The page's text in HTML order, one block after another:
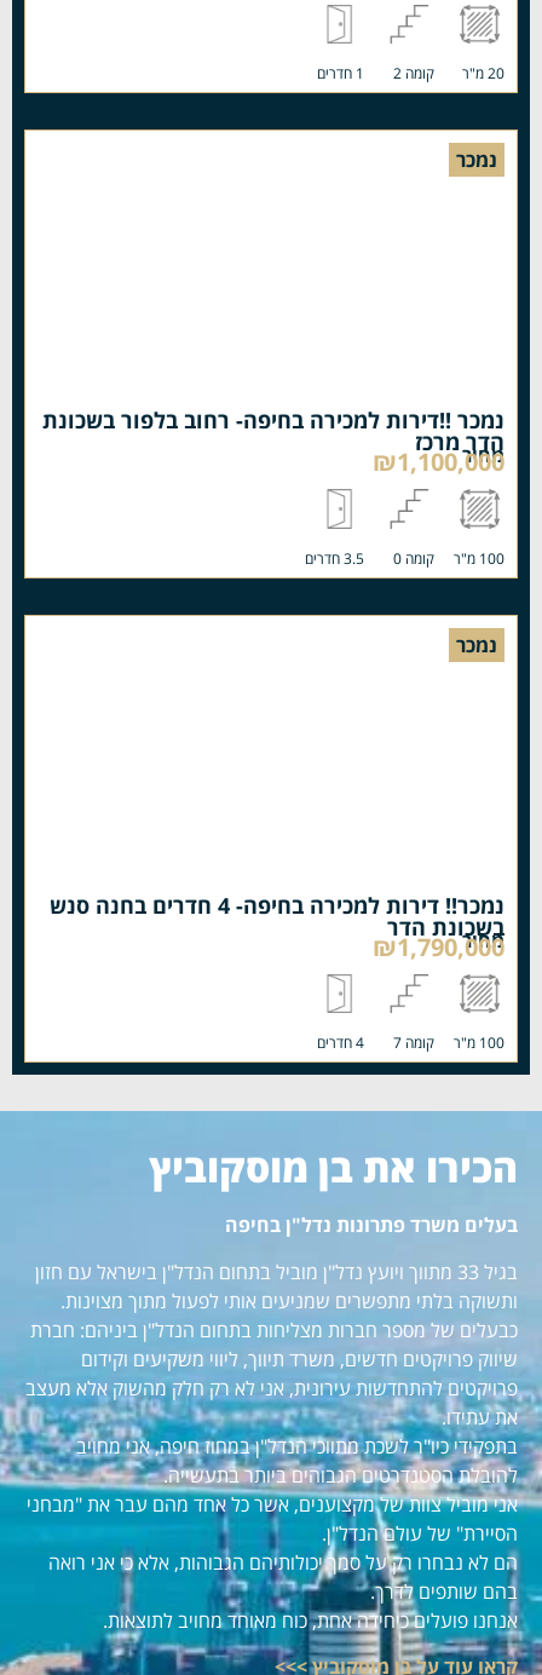
20 מ"ר קומה 2 1 חדרים
נמכר
נמכר !!דירות למכירה בחיפה- רחוב בלפור בשכונת
הדר מרכז
מחיר
₪1,100,000
100 מ"ר קומה 0 3.5 חדרים
נמכר
נמכר!! דירות למכירה בחיפה- 4 חדרים בחנה סנש
בשכונת הדר
מחיר
₪1,790,000
100 מ"ר קומה 7 4 חדרים
הכירו את בן מוסקוביץ
בעלים משרד פתרונות נדל"ן בחיפה
בגיל 33 מתווך ויועץ נדל"ן מוביל בתחום הנדל"ן בישראל עם חזון
ותשוקה בלתי מתפשרים שמניעים אותי לפעול מתוך מצוינות.
כבעלים של מספר חברות מצליחות בתחום הנדל"ן ביניהם: חברת
שיווק פרויקטים חדשים, משרד תיווך, ליווי משקיעים וקידום
פרויקטים להתחדשות עירונית, אני לא רק חלק מהשוק אלא מעצב
את עתידו.
בתפקידי כיו"ר לשכת מתווכי הנדל"ן במחוז חיפה, אני מחויב
להובלת הסטנדרטים הגבוהים ביותר בתעשייה.
אני מוביל צוות של מקצוענים, אשר כל אחד מהם עבר את "מבחני
הסיירת" של עולם הנדל"ן.
הם לא נבחרו רק על סמך יכולותיהם הגבוהות, אלא כי אני רואה
בהם שותפים לדרך.
אנחנו פועלים כיחידה אחת, כוח מאוחד מחויב לתוצאות.
קראו עוד על בן מוסקוביץ >>>